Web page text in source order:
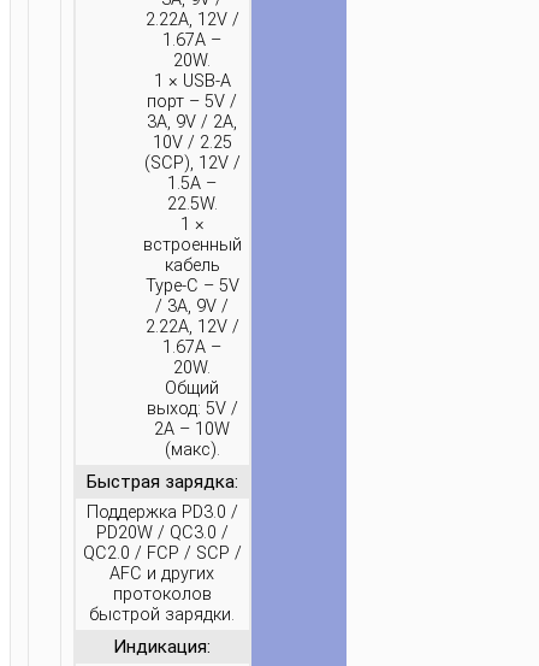
ЗАРЯДКА / ПОРТАТИВНЫЕ
ПОРТАТИВНЫЕ
/ ПАУЭРБАНК
10000MAH
2.22A, 12V /
1.67A –
20W.
1 × USB-A
порт – 5V /
3A, 9V / 2A,
10V / 2.25
(SCP), 12V /
1.5A –
22.5W.
1 ×
встроенный
кабель
Type-C – 5V
/ 3A, 9V /
2.22A, 12V /
1.67A –
20W.
Общий
выход: 5V /
2A – 10W
(макс).
Быстрая зарядка:
Поддержка PD3.0 /
PD20W / QC3.0 /
QC2.0 / FCP / SCP /
AFC и других
протоколов
быстрой зарядки.
Индикация: